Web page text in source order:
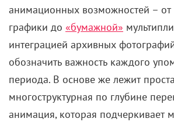
анимационных возможностей –
графики до «бумажной»
интеграцией архивных
обозначить важность каждого
периода. В основе же лежит
многоструктурная по глубине
анимация, которая подчеркивает